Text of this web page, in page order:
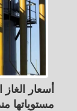
أسعار
مستوياتها منذ 3